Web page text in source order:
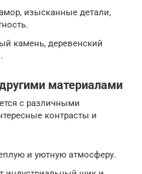
изысканные детали,
камень, деревенский
материалами
с различными
контрасты и
и уютную атмосферу.